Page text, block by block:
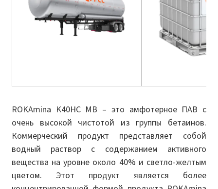
ROKAmina K40HC MB – это амфотерное ПАВ с
очень высокой чистотой из группы бетаинов.
Коммерческий продукт представляет собой
водный раствор с содержанием активного
вещества на уровне около 40% и светло-желтым
цветом. Этот продукт является более